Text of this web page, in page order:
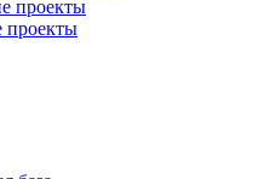
проекты
проекты